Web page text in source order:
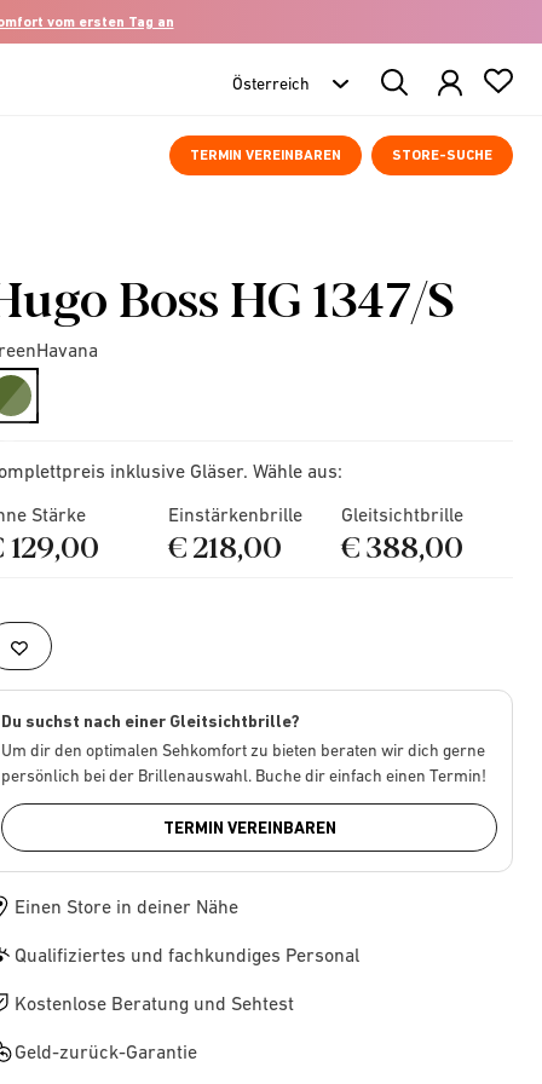
vom ersten Tag an
Search
Products
TERMIN VEREINBAREN STORE-SUCHE
Boss HG 1347/S
selected
inklusive Gläser. Wähle aus:
Stärke
129,00
Einstärkenbrille
€ 218,00
Gleitsichtbrille
€ 388,00
Du suchst nach einer Gleitsichtbrille?
Um dir den optimalen Sehkomfort zu bieten beraten wir dich gerne
persönlich bei der Brillenauswahl. Buche dir einfach einen Termin!
TERMIN VEREINBAREN
Einen Store in deiner Nähe
Qualifiziertes und fachkundiges Personal
Kostenlose Beratung und Sehtest
Geld-zurück-Garantie